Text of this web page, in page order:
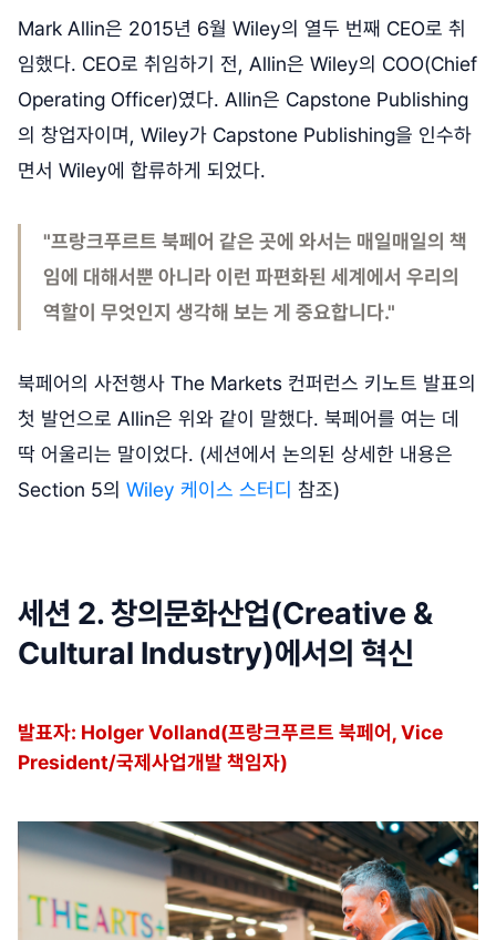
Mark Allin은 2015년 6월 Wiley의 열두 번째 CEO로 취
임했다. CEO로 취임하기 전, Allin은 Wiley의 COO(Chief
Operating Officer)였다. Allin은 Capstone Publishing
의 창업자이며, Wiley가 Capstone Publishing을 인수하
면서 Wiley에 합류하게 되었다.
"프랑크푸르트 북페어 같은 곳에 와서는 매일매일의 책
임에 대해서뿐 아니라 이런 파편화된 세계에서 우리의
역할이 무엇인지 생각해 보는 게 중요합니다."
북페어의 사전행사 The Markets 컨퍼런스 키노트 발표의
첫 발언으로 Allin은 위와 같이 말했다. 북페어를 여는 데
딱 어울리는 말이었다. (세션에서 논의된 상세한 내용은
Section 5의 Wiley 케이스 스터디 참조)
세션 2. 창의문화산업(Creative &
Cultural Industry)에서의 혁신
발표자: Holger Volland(프랑크푸르트 북페어, Vice
President/국제사업개발 책임자)